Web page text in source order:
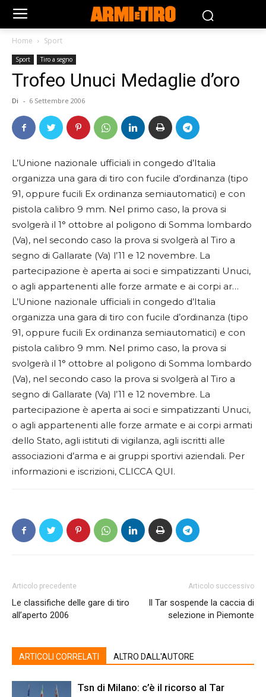
Home Sport
Sport Tiro a segno
Trofeo Unuci Medaglie d’oro
Di - 6 Settembre 2006
L’Unione nazionale ufficiali in congedo d’Italia
organizza una gara di tiro con fucile d’ordinanza (tipo
91, oppure fucili Ex ordinanza semiautomatici) e con
pistola calibro 9 mm. Nel primo caso, la prova si
svolgerà il 1° ottobre al poligono di Somma lombardo
(Va), nel secondo caso la prova si svolgerà al Tiro a
segno di Gallarate (Va) l’11 e 12 novembre. La
partecipazione è aperta ai soci e simpatizzanti Unuci,
o agli appartenenti alle forze armate e ai corpi ar…
L’Unione nazionale ufficiali in congedo d’Italia
organizza una gara di tiro con fucile d’ordinanza (tipo
91, oppure fucili Ex ordinanza semiautomatici) e con
pistola calibro 9 mm. Nel primo caso, la prova si
svolgerà il 1° ottobre al poligono di Somma lombardo
(Va), nel secondo caso la prova si svolgerà al Tiro a
segno di Gallarate (Va) l’11 e 12 novembre. La
partecipazione è aperta ai soci e simpatizzanti Unuci,
o agli appartenenti alle forze armate e ai corpi armati
dello Stato, agli istituti di vigilanza, agli iscritti alle
associazioni d’arma e ai gruppi sportivi aziendali. Per
informazioni e iscrizioni, CLICCA QUI.
Articolo precedente
Le classifiche delle gare di tiro
all’aperto 2006
Articolo successivo
Il Tar sospende la caccia di
selezione in Piemonte
ARTICOLI CORRELATI ALTRO DALL'AUTORE
Tsn di Milano: c’è il ricorso al Tar